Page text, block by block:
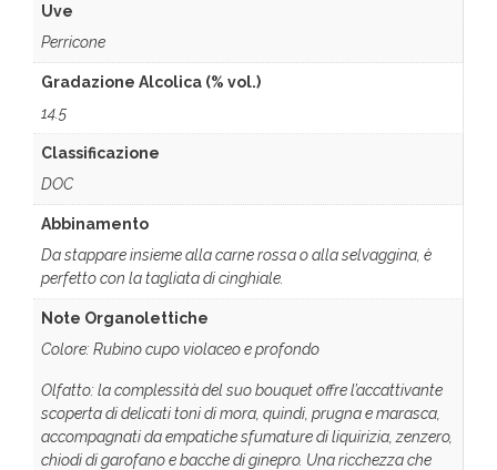
Uve
Perricone
Gradazione Alcolica (% vol.)
14.5
Classificazione
DOC
Abbinamento
Da stappare insieme alla carne rossa o alla selvaggina, è
perfetto con la tagliata di cinghiale.
Note Organolettiche
Colore: Rubino cupo violaceo e profondo
Olfatto: la complessità del suo bouquet offre l’accattivante
scoperta di delicati toni di mora, quindi, prugna e marasca,
accompagnati da empatiche sfumature di liquirizia, zenzero,
chiodi di garofano e bacche di ginepro. Una ricchezza che